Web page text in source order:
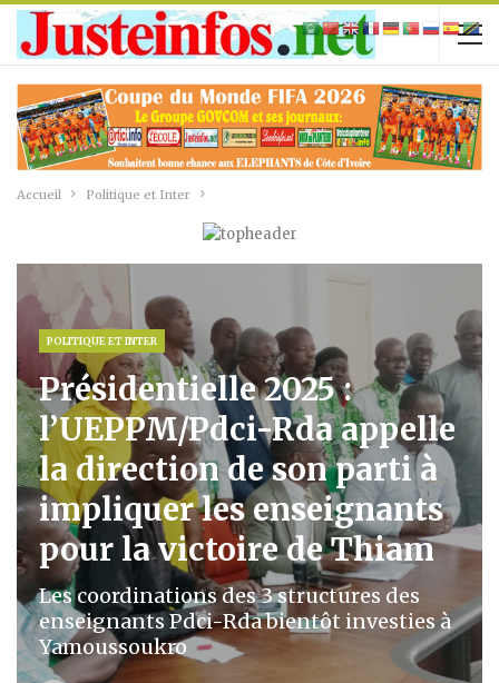
Accueil Politique et Inter
POLITIQUE ET INTER
Présidentielle 2025 :
l’UEPPM/Pdci-Rda appelle
la direction de son parti à
impliquer les enseignants
pour la victoire de Thiam
Les coordinations des 3 structures des
enseignants Pdci-Rda bientôt investies à
Yamoussoukro